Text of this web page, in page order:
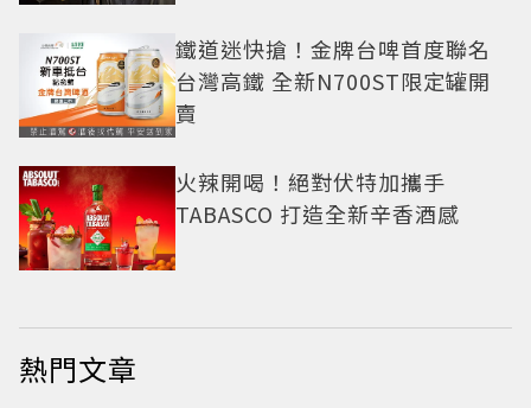
鐵道迷快搶！金牌台啤首度聯名
台灣高鐵 全新N700ST限定罐開
賣
火辣開喝！絕對伏特加攜手
TABASCO 打造全新辛香酒感
熱門文章